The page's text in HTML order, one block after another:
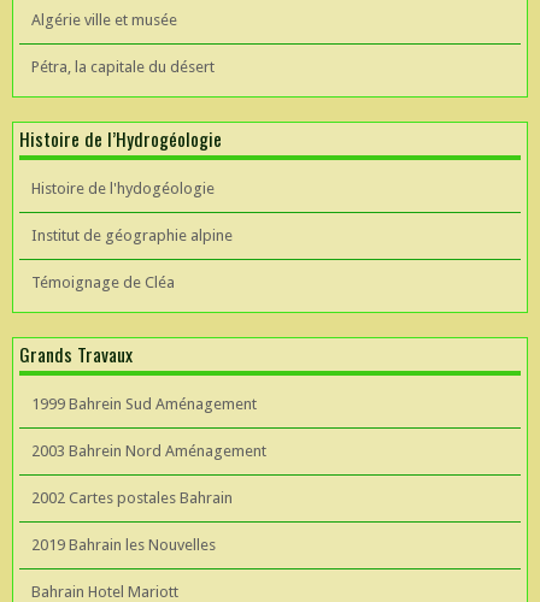
Algérie ville et musée
Pétra, la capitale du désert
Histoire de l’Hydrogéologie
Histoire de l'hydogéologie
Institut de géographie alpine
Témoignage de Cléa
Grands Travaux
1999 Bahrein Sud Aménagement
2003 Bahrein Nord Aménagement
2002 Cartes postales Bahrain
2019 Bahrain les Nouvelles
Bahrain Hotel Mariott